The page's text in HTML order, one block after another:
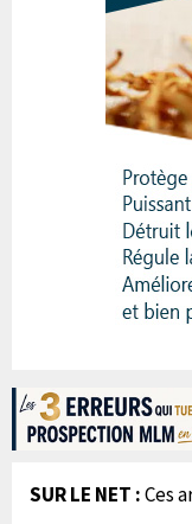
SUR LE NET :Ces